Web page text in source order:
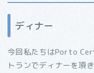
ディナー
今回私たちはPorto
トランでディナーを頂き